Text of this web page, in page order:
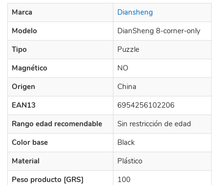
Marca
Diansheng
Modelo
DianSheng 8-corner-only
Tipo
Puzzle
Magnético
NO
Origen
China
EAN13
6954256102206
Rango edad recomendable
Sin restricción de edad
Color base
Black
Material
Plástico
Peso producto [GRS]
100